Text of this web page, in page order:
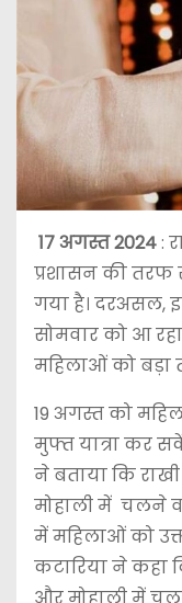
17 अगस्त 2024:
प्रशासन की तरफ
गया है। दरअसल,
सोमवार को आ
महिलाओं को बड़ा
19 अगस्त को
मुफ्त यात्रा कर
ने बताया कि
मोहाली में चलने
में महिलाओं को
कटारिया ने कहा